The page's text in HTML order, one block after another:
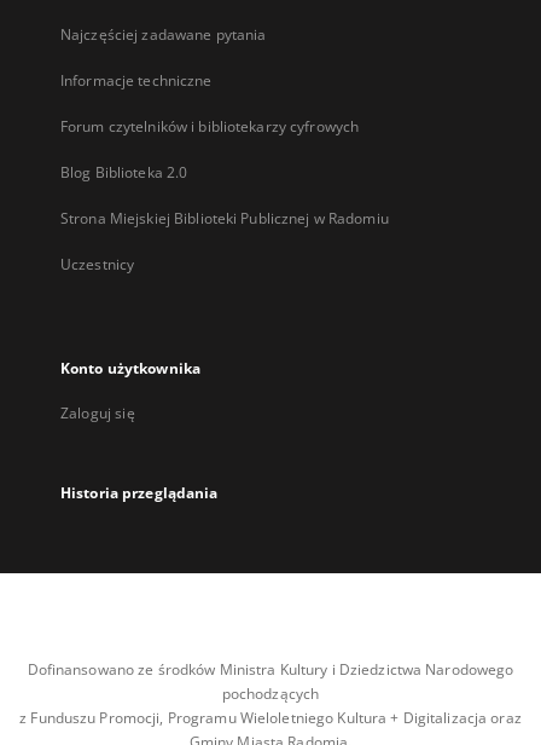
Najczęściej zadawane pytania
Informacje techniczne
Forum czytelników i bibliotekarzy cyfrowych
Blog Biblioteka 2.0
Strona Miejskiej Biblioteki Publicznej w Radomiu
Uczestnicy
Konto użytkownika
Zaloguj się
Historia przeglądania
Dofinansowano ze środków Ministra Kultury i Dziedzictwa Narodowego
pochodzących
z Funduszu Promocji, Programu Wieloletniego Kultura + Digitalizacja oraz